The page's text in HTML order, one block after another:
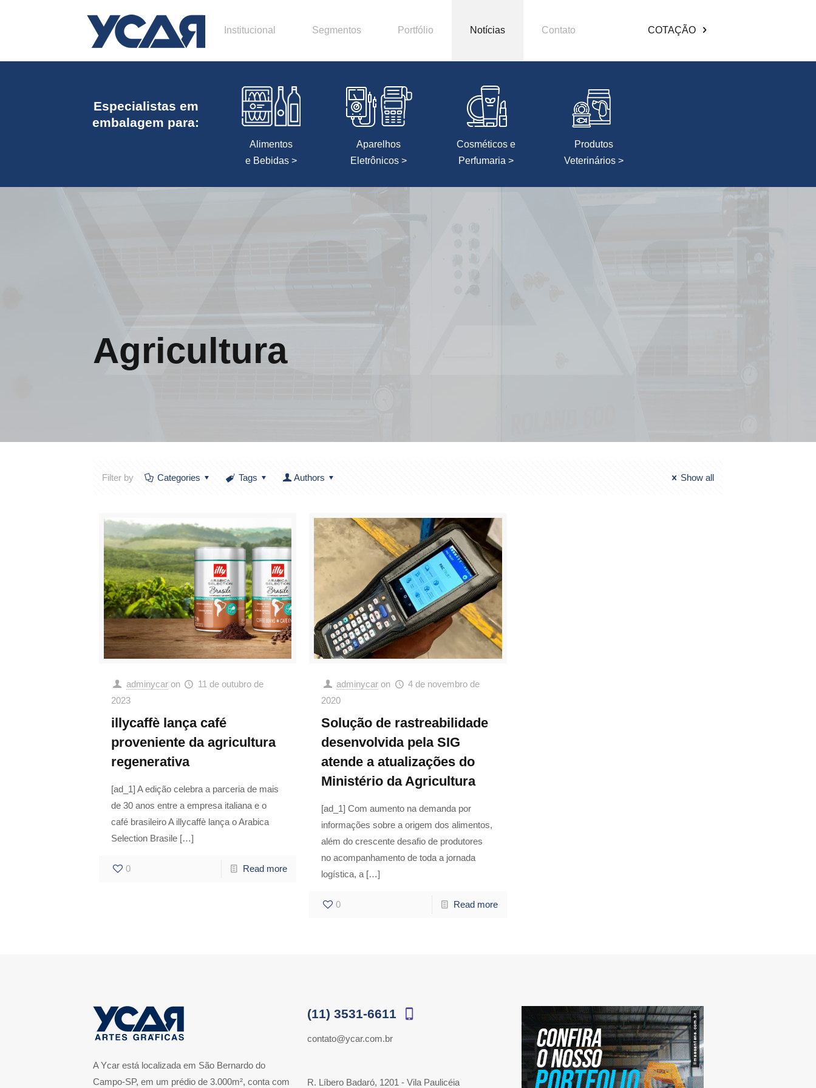
Institucional Segmentos Portfólio Notícias Contato COTAÇÃO
Especialistas em
embalagem para:
Alimentos
e Bebidas >
Aparelhos
Eletrônicos >
Cosméticos e
Perfumaria >
Produtos
Veterinários >
Agricultura
Filter by Categories Tags Authors Show all
adminycar on
11 de outubro de
2023
illycaffè lança café
proveniente da agricultura
regenerativa
[ad_1] A edição celebra a parceria de mais
de 30 anos entre a empresa italiana e o
café brasileiro A illycaffè lança o Arabica
Selection Brasile[…]
0 Read more
adminycar on
4 de novembro de
2020
Solução de rastreabilidade
desenvolvida pela SIG
atende a atualizações do
Ministério da Agricultura
[ad_1] Com aumento na demanda por
informações sobre a origem dos alimentos,
além do crescente desafio de produtores
no acompanhamento de toda a jornada
logística, a […]
0 Read more
A Ycar está localizada em São Bernardo do
Campo-SP, em um prédio de 3.000m², conta com
(11) 3531-6611
contato@ycar.com.br
R. Líbero Badaró, 1201 - Vila Paulicéia